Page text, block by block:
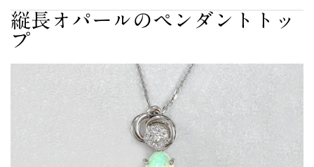
縦長オパールのペンダントトッ
プ